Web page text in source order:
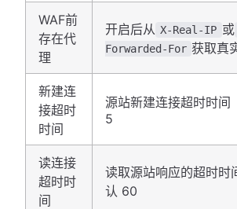
WAF前
存在代
理
开启后从 X-Real-IP 或
Forwarded-For 获取真
新建连
接超时
时间
源站新建连接超时时间
5
读连接
超时时
间
读取源站响应的超时时
认 60